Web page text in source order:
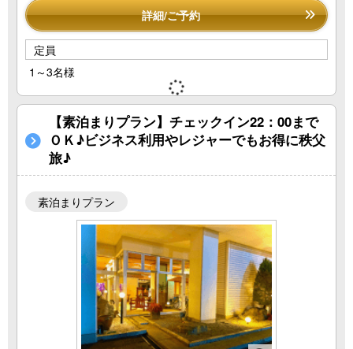
詳細/ご予約
定員
1～3名様
【素泊まりプラン】チェックイン22：00まで
ＯＫ♪ビジネス利用やレジャーでもお得に秩父
旅♪
素泊まりプラン